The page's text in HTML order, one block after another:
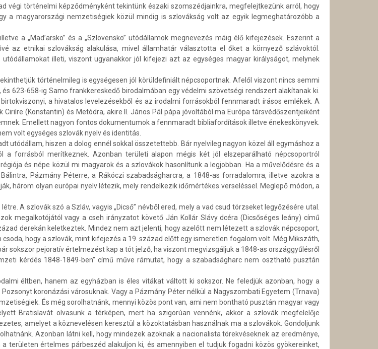
végi történelmi képződményként tekintünk északi szomszédjainkra, megfelejtkezünk arról, hogy
a magyarországi nemzetiségiek közül mindig is szlovákság volt az egyik legmeghatározóbb a
a „Mad’arsko” és a „Szlovensko” utódállamok megnevezés máig élő kifejezések. Eszerint a
az etnikai szlovákság alakulása, mivel államhatár választotta el őket a környező szlávoktól.
illeti, viszont ugyanakkor jól kifejezi azt az egységes magyar királyságot, melynek
történelmileg is egységesen jól körüldefiniált népcsoportnak. Afelől viszont nincs semmi
623-658-ig Samo frankkereskedő birodalmában egy védelmi szövetségi rendszert alakítanak ki.
a hivatalos levelezésekből és az irodalmi forrásokból fennmaradt írásos emlékek. A
(Konstantin) és Metódra, akire II. János Pál pápa jóvoltából ma Európa társvédőszentjeiként
Emellett nagyon fontos dokumentumok a fennmaradt bibliafordítások illetve énekeskönyvek.
volt egységes szlovák nyelv és identitás.
utódállam, hiszen a dolog ennél sokkal összetettebb. Bár nyelvileg nagyon közel áll egymáshoz a
forrásból merítkeznek. Azonban területi alapon mégis két jól elszeparálható népcsoportról
és népe közül mi magyarok és a szlovákok hasonlítunk a legjobban. Ha a művelődésre és a
Pázmány Péterre, a Rákóczi szabadságharcra, a 1848-as forradalomra, illetve azokra a
három olyan európai nyelv létezik, mely rendelkezik időmértékes verseléssel. Meglepő módon, a
A szlovák szó a Szláv, vagyis „Dicső” névből ered, mely a vad csud törzseket legyőzésére utal.
megalkotójától vagy a cseh irányzatot követő Ján Kollár Slávy dcéra (Dicsőséges leány) című
derekán keletkeztek. Mindez nem azt jelenti, hogy azelőtt nem létezett a szlovák népcsoport,
hogy a szlovák, mint kifejezés a 19. század előtt egy ismeretlen fogalom volt. Még Mikszáth,
sokszor pejoratív értelmezést kap a tót jelző, ha viszont megvizsgáljuk a 1848-as országgyűlésről
kérdés 1848-1849-ben” című műve rámutat, hogy a szabadságharc nem osztható pusztán
éltben, hanem az egyházban is éles vitákat váltott ki sokszor. Ne feledjük azonban, hogy a
koronázási városuknak. Vagy a Pázmány Péter nélkül a Nagyszombati Egyetem (Trnava)
És még sorolhatnánk, mennyi közös pont van, ami nem bontható pusztán magyar vagy
Bratislavát olvasunk a térképen, mert ha szigorúan vennénk, akkor a szlovák megfelelője
amelyet a köznevelésen keresztül a közoktatásban használnak ma a szlovákok. Gondoljunk
Azonban látni kell, hogy mindezek azoknak a nacionalista törekvéseknek az eredménye,
értelmes párbeszéd alakuljon ki, és amennyiben el tudjuk fogadni közös gyökereinket,